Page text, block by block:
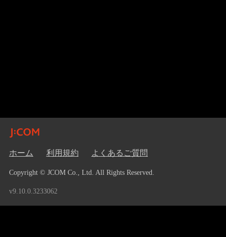
ホーム 利用規約 よくあるご質問
Copyright © JCOM Co., Ltd. All Rights Reserved.
v9.10.0.3233062